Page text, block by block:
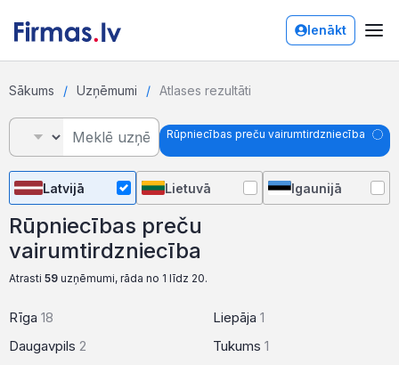
Ienākt
Sākums Uzņēmumi Atlases rezultāti
Rūpniecības preču vairumtirdzniecība
Latvijā Lietuvā Igaunijā
Rūpniecības preču
vairumtirdzniecība
Atrasti 59 uzņēmumi, rāda no 1 līdz 20.
Rīga 18
Daugavpils 2
Liepāja 1
Tukums 1